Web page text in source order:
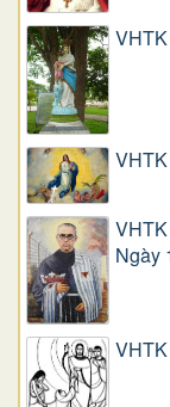
Ngày